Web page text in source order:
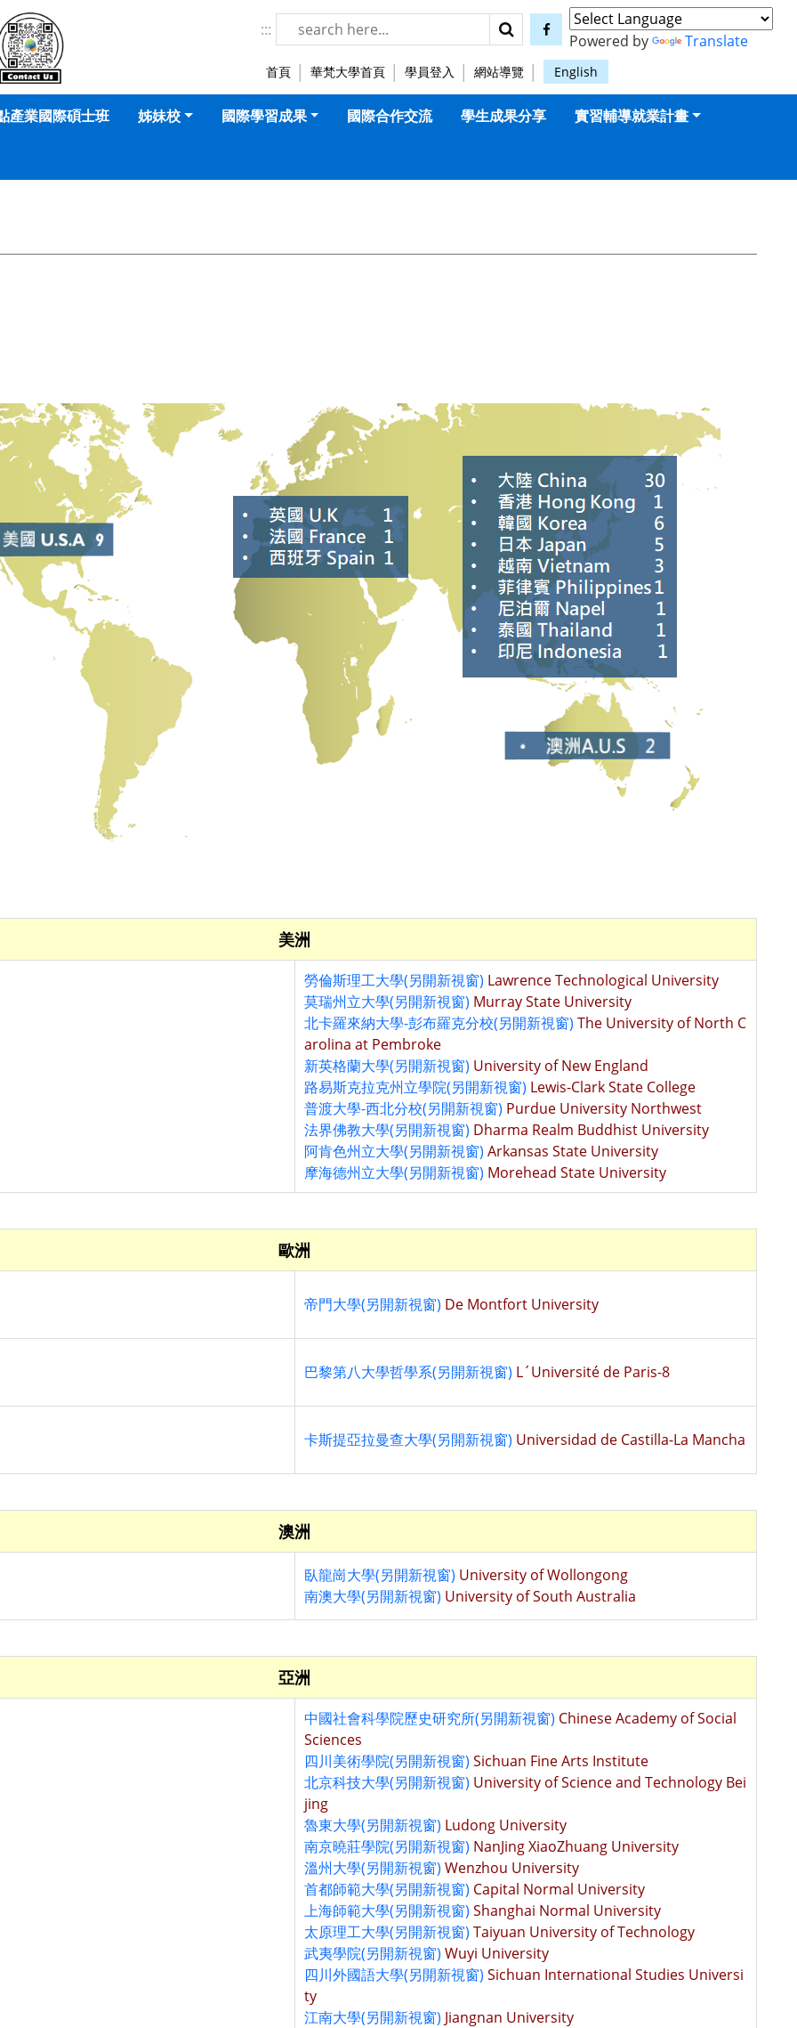
梵大學-國際暨兩岸事務處 LOGO ::: 搜尋 facebook
Powered by Translate
首頁 華梵大學首頁 學員登入 網站導覽 English
產業國際碩士班 姊妹校 國際學習成果 國際合作交流 學生成果分享 實習輔導就業計畫
美洲
勞倫斯理工大學(另開新視窗) Lawrence Technological University
莫瑞州立大學(另開新視窗) Murray State University
北卡羅來納大學-彭布羅克分校(另開新視窗) The University of North C
arolina at Pembroke
新英格蘭大學(另開新視窗) University of New England
路易斯克拉克州立學院(另開新視窗) Lewis-Clark State College
普渡大學-西北分校(另開新視窗) Purdue University Northwest
法界佛教大學(另開新視窗) Dharma Realm Buddhist University
阿肯色州立大學(另開新視窗) Arkansas State University
摩海德州立大學(另開新視窗) Morehead State University
歐洲
帝門大學(另開新視窗) De Montfort University
巴黎第八大學哲學系(另開新視窗) L´Université de Paris-8
卡斯提亞拉曼查大學(另開新視窗) Universidad de Castilla-La Mancha
澳洲
臥龍崗大學(另開新視窗) University of Wollongong
南澳大學(另開新視窗) University of South Australia
亞洲
中國社會科學院歷史研究所(另開新視窗) Chinese Academy of Social
Sciences
四川美術學院(另開新視窗) Sichuan Fine Arts Institute
北京科技大學(另開新視窗) University of Science and Technology Bei
jing
魯東大學(另開新視窗) Ludong University
南京曉莊學院(另開新視窗) NanJing XiaoZhuang University
溫州大學(另開新視窗) Wenzhou University
首都師範大學(另開新視窗) Capital Normal University
上海師範大學(另開新視窗) Shanghai Normal University
太原理工大學(另開新視窗) Taiyuan University of Technology
武夷學院(另開新視窗) Wuyi University
四川外國語大學(另開新視窗) Sichuan International Studies Universi
ty
江南大學(另開新視窗) Jiangnan University